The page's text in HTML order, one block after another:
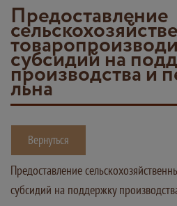
Предоставление
субсидий на
производства и
льна
Вернуться
Предоставление
субсидий на поддержку